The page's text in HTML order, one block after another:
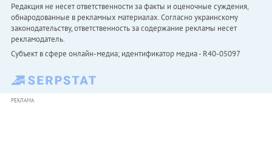
Редакция не несет ответственности за факты и оценочные суждения,
обнародованные в рекламных материалах. Согласно украинскому
законодательству, ответственность за содержание рекламы несет
рекламодатель.
Субъект в сфере онлайн-медиа; идентификатор медиа - R40-05097
РЕКЛАМА